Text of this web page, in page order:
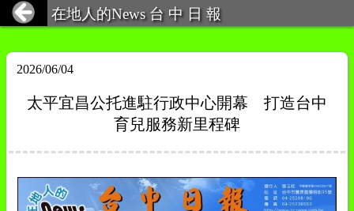
在地人的News 台 中 日 報
2026/06/04
太平宜昌公托進駐行政中心開幕 打造台中
育兒服務新里程碑